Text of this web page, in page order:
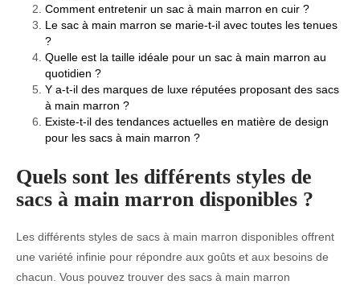
Comment entretenir un sac à main marron en cuir ?
Le sac à main marron se marie-t-il avec toutes les tenues
?
Quelle est la taille idéale pour un sac à main marron au
quotidien ?
Y a-t-il des marques de luxe réputées proposant des sacs
à main marron ?
Existe-t-il des tendances actuelles en matière de design
pour les sacs à main marron ?
Quels sont les différents styles de
sacs à main marron disponibles ?
Les différents styles de sacs à main marron disponibles offrent
une variété infinie pour répondre aux goûts et aux besoins de
chacun. Vous pouvez trouver des sacs à main marron